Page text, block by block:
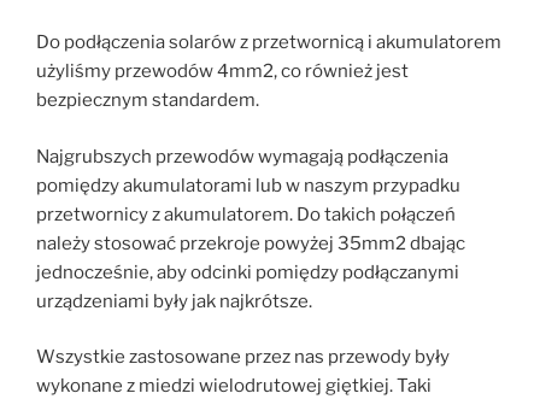
Do podłączenia solarów z przetwornicą i akumulatorem
użyliśmy przewodów 4mm2, co również jest
bezpiecznym standardem.
Najgrubszych przewodów wymagają podłączenia
pomiędzy akumulatorami lub w naszym przypadku
przetwornicy z akumulatorem. Do takich połączeń
należy stosować przekroje powyżej 35mm2 dbając
jednocześnie, aby odcinki pomiędzy podłączanymi
urządzeniami były jak najkrótsze.
Wszystkie zastosowane przez nas przewody były
wykonane z miedzi wielodrutowej giętkiej. Taki